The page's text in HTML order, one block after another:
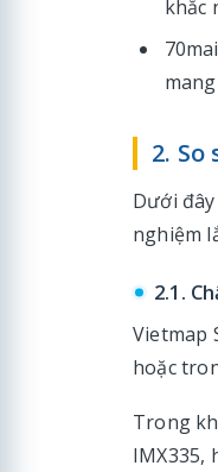
khắc
2.
Dưới
nghiệm
2.1.
Vietmap
hoặc
Trong
IMX335,